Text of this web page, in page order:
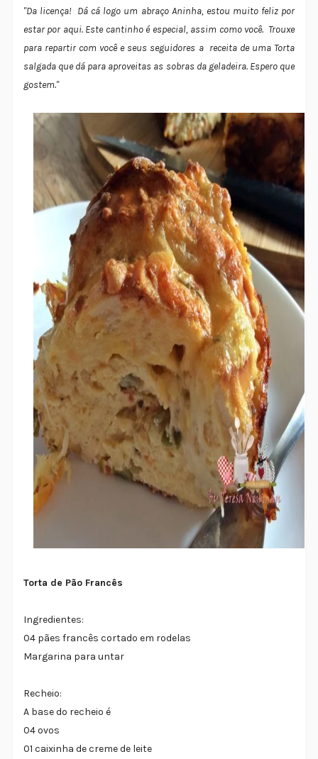
"Da licença! Dá cá logo um abraço Aninha, estou muito feliz por
estar por aqui. Este cantinho é especial, assim como você. Trouxe
para repartir com você e seus seguidores a receita de uma Torta
salgada que dá para aproveitas as sobras da geladeira. Espero que
gostem."
Torta de Pão Francês
Ingredientes:
04 pães francês cortado em rodelas
Margarina para untar
Recheio:
A base do recheio é
04 ovos
01 caixinha de creme de leite